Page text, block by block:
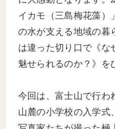
イカモ（三島梅花藻）
の水が支える地域の暮
は違った切り口で《な
魅せられるのか？》を
今回は、富士山で行わ
山麓の小学校の入学式